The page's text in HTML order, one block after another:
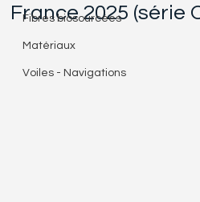
Fibres biosourcées
Matériaux
Voiles - Navigations
France 2025 (série